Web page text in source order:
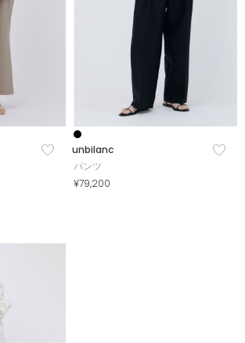
unbilanc
パンツ
¥79,200